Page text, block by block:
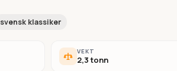
svensk klassiker
VEKT
2,3 tonn